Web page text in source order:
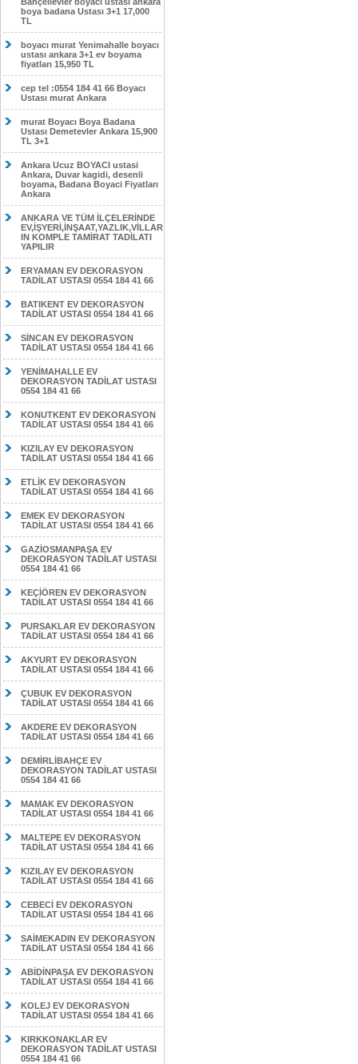
boya badana Ustası 3+1 17,000
TL
boyacı murat Yenimahalle boyacı
ustası ankara 3+1 ev boyama
fiyatları 15,950 TL
cep tel :0554 184 41 66 Boyacı
Ustası murat Ankara
murat Boyacı Boya Badana
Ustası Demetevler Ankara 15,900
TL 3+1
Ankara Ucuz BOYACI ustasi
Ankara, Duvar kagidi, desenli
boyama, Badana Boyaci Fiyatları
Ankara
ANKARA VE TÜM İLÇELERİNDE
EV,İŞYERİ,İNŞAAT,YAZLIK,VİLLAR
IN KOMPLE TAMİRAT TADİLATI
YAPILIR
ERYAMAN EV DEKORASYON
TADİLAT USTASI 0554 184 41 66
BATIKENT EV DEKORASYON
TADİLAT USTASI 0554 184 41 66
SİNCAN EV DEKORASYON
TADİLAT USTASI 0554 184 41 66
YENİMAHALLE EV
DEKORASYON TADİLAT USTASI
0554 184 41 66
KONUTKENT EV DEKORASYON
TADİLAT USTASI 0554 184 41 66
KIZILAY EV DEKORASYON
TADİLAT USTASI 0554 184 41 66
ETLİK EV DEKORASYON
TADİLAT USTASI 0554 184 41 66
EMEK EV DEKORASYON
TADİLAT USTASI 0554 184 41 66
GAZİOSMANPAŞA EV
DEKORASYON TADİLAT USTASI
0554 184 41 66
KEÇİÖREN EV DEKORASYON
TADİLAT USTASI 0554 184 41 66
PURSAKLAR EV DEKORASYON
TADİLAT USTASI 0554 184 41 66
AKYURT EV DEKORASYON
TADİLAT USTASI 0554 184 41 66
ÇUBUK EV DEKORASYON
TADİLAT USTASI 0554 184 41 66
AKDERE EV DEKORASYON
TADİLAT USTASI 0554 184 41 66
DEMİRLİBAHÇE EV
DEKORASYON TADİLAT USTASI
0554 184 41 66
MAMAK EV DEKORASYON
TADİLAT USTASI 0554 184 41 66
MALTEPE EV DEKORASYON
TADİLAT USTASI 0554 184 41 66
KIZILAY EV DEKORASYON
TADİLAT USTASI 0554 184 41 66
CEBECİ EV DEKORASYON
TADİLAT USTASI 0554 184 41 66
SAİMEKADIN EV DEKORASYON
TADİLAT USTASI 0554 184 41 66
ABİDİNPAŞA EV DEKORASYON
TADİLAT USTASI 0554 184 41 66
KOLEJ EV DEKORASYON
TADİLAT USTASI 0554 184 41 66
KIRKKONAKLAR EV
DEKORASYON TADİLAT USTASI
0554 184 41 66